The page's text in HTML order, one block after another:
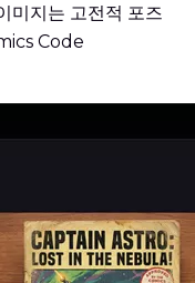
미지는 고전적 포즈
Code